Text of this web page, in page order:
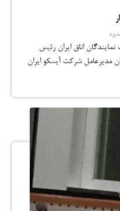
اتاق ایران رئیس
مدیرعامل شرکت آیسکو ایران